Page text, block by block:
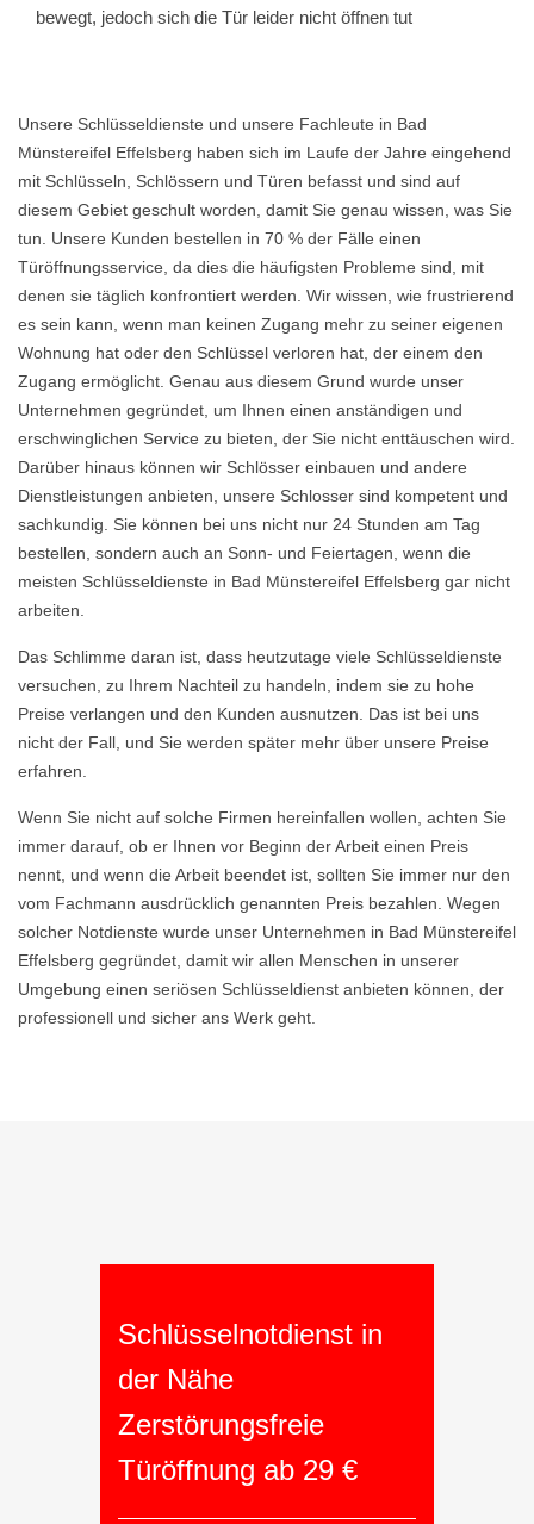
bewegt, jedoch sich die Tür leider nicht öffnen tut
Unsere Schlüsseldienste und unsere Fachleute in Bad
Münstereifel Effelsberg haben sich im Laufe der Jahre eingehend
mit Schlüsseln, Schlössern und Türen befasst und sind auf
diesem Gebiet geschult worden, damit Sie genau wissen, was Sie
tun. Unsere Kunden bestellen in 70 % der Fälle einen
Türöffnungsservice, da dies die häufigsten Probleme sind, mit
denen sie täglich konfrontiert werden. Wir wissen, wie frustrierend
es sein kann, wenn man keinen Zugang mehr zu seiner eigenen
Wohnung hat oder den Schlüssel verloren hat, der einem den
Zugang ermöglicht. Genau aus diesem Grund wurde unser
Unternehmen gegründet, um Ihnen einen anständigen und
erschwinglichen Service zu bieten, der Sie nicht enttäuschen wird.
Darüber hinaus können wir Schlösser einbauen und andere
Dienstleistungen anbieten, unsere Schlosser sind kompetent und
sachkundig. Sie können bei uns nicht nur 24 Stunden am Tag
bestellen, sondern auch an Sonn- und Feiertagen, wenn die
meisten Schlüsseldienste in Bad Münstereifel Effelsberg gar nicht
arbeiten.
Das Schlimme daran ist, dass heutzutage viele Schlüsseldienste
versuchen, zu Ihrem Nachteil zu handeln, indem sie zu hohe
Preise verlangen und den Kunden ausnutzen. Das ist bei uns
nicht der Fall, und Sie werden später mehr über unsere Preise
erfahren.
Wenn Sie nicht auf solche Firmen hereinfallen wollen, achten Sie
immer darauf, ob er Ihnen vor Beginn der Arbeit einen Preis
nennt, und wenn die Arbeit beendet ist, sollten Sie immer nur den
vom Fachmann ausdrücklich genannten Preis bezahlen. Wegen
solcher Notdienste wurde unser Unternehmen in Bad Münstereifel
Effelsberg gegründet, damit wir allen Menschen in unserer
Umgebung einen seriösen Schlüsseldienst anbieten können, der
professionell und sicher ans Werk geht.
Schlüsselnotdienst in
der Nähe
Zerstörungsfreie
Türöffnung ab 29 €